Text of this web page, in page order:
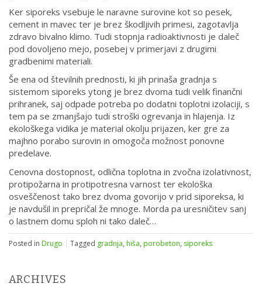
Ker siporeks vsebuje le naravne surovine kot so pesek,
cement in mavec ter je brez škodljivih primesi, zagotavlja
zdravo bivalno klimo. Tudi stopnja radioaktivnosti je daleč
pod dovoljeno mejo, posebej v primerjavi z drugimi
gradbenimi materiali.
Še ena od številnih prednosti, ki jih prinaša gradnja s
sistemom siporeks ytong je brez dvoma tudi velik finančni
prihranek, saj odpade potreba po dodatni toplotni izolaciji, s
tem pa se zmanjšajo tudi stroški ogrevanja in hlajenja. Iz
ekološkega vidika je material okolju prijazen, ker gre za
majhno porabo surovin in omogoča možnost ponovne
predelave.
Cenovna dostopnost, odlična toplotna in zvočna izolativnost,
protipožarna in protipotresna varnost ter ekološka
osveščenost tako brez dvoma govorijo v prid siporeksa, ki
je navdušil in prepričal že mnoge. Morda pa uresničitev sanj
o lastnem domu sploh ni tako daleč…
Posted in Drugo | Tagged gradnja, hiša, porobeton, siporeks
ARCHIVES